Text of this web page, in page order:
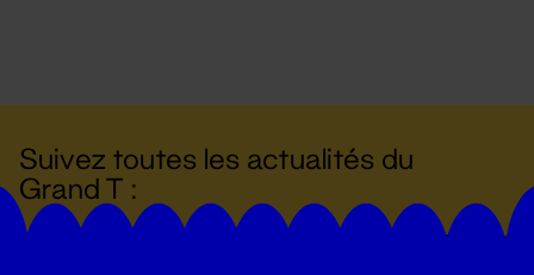
Suivez toutes les actualités du
Grand T :